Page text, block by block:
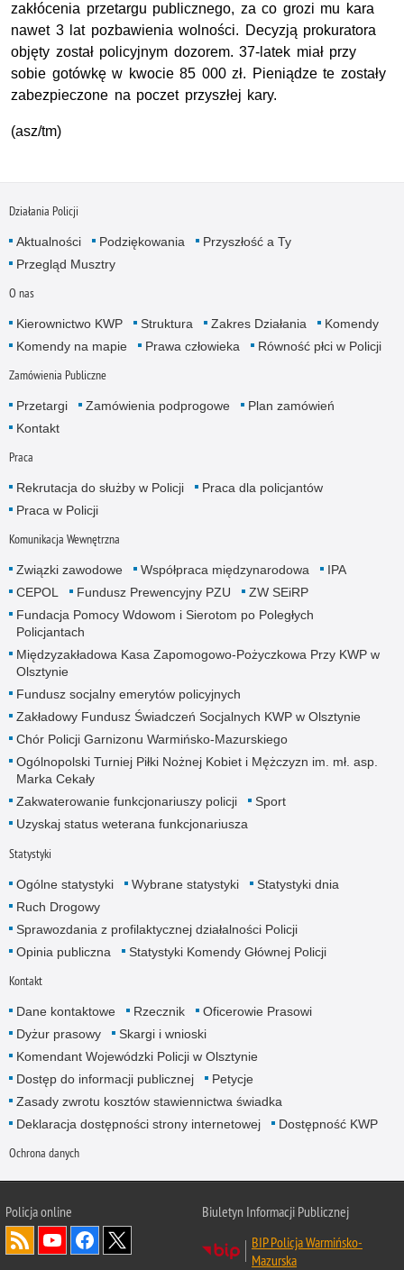
zakłócenia przetargu publicznego, za co grozi mu kara
nawet 3 lat pozbawienia wolności. Decyzją prokuratora
objęty został policyjnym dozorem. 37-latek miał przy
sobie gotówkę w kwocie 85 000 zł. Pieniądze te zostały
zabezpieczone na poczet przyszłej kary.
(asz/tm)
Działania Policji
Aktualności Podziękowania
Przyszłość a Ty
Przegląd Musztry
O nas
Kierownictwo KWP Struktura Zakres Działania
Komendy
Komendy na mapie
Prawa człowieka Równość płci w Policji
Zamówienia Publiczne
Przetargi Zamówienia podprogowe
Plan zamówień
Kontakt
Praca
Rekrutacja do służby w Policji
Praca dla policjantów
Praca w Policji
Komunikacja Wewnętrzna
Związki zawodowe Współpraca międzynarodowa
IPA
CEPOL
Fundusz Prewencyjny PZU
ZW SEiRP
Fundacja Pomocy Wdowom i Sierotom po Poległych
Policjantach
Międzyzakładowa Kasa Zapomogowo-Pożyczkowa Przy KWP w
Olsztynie
Fundusz socjalny emerytów policyjnych
Zakładowy Fundusz Świadczeń Socjalnych KWP w Olsztynie
Chór Policji Garnizonu Warmińsko-Mazurskiego
Ogólnopolski Turniej Piłki Nożnej Kobiet i Mężczyzn im. mł. asp.
Marka Cekały
Zakwaterowanie funkcjonariuszy policji
Sport
Uzyskaj status weterana funkcjonariusza
Statystyki
Ogólne statystyki Wybrane statystyki
Statystyki dnia
Ruch Drogowy
Sprawozdania z profilaktycznej działalności Policji
Opinia publiczna
Statystyki Komendy Głównej Policji
Kontakt
Dane kontaktowe Rzecznik
Oficerowie Prasowi
Dyżur prasowy
Skargi i wnioski
Komendant Wojewódzki Policji w Olsztynie
Dostęp do informacji publicznej
Petycje
Zasady zwrotu kosztów stawiennictwa świadka
Deklaracja dostępności strony internetowej
Dostępność KWP
Ochrona danych
Policja online
Biuletyn Informacji Publicznej
BIP Policja Warmińsko-
Mazurska